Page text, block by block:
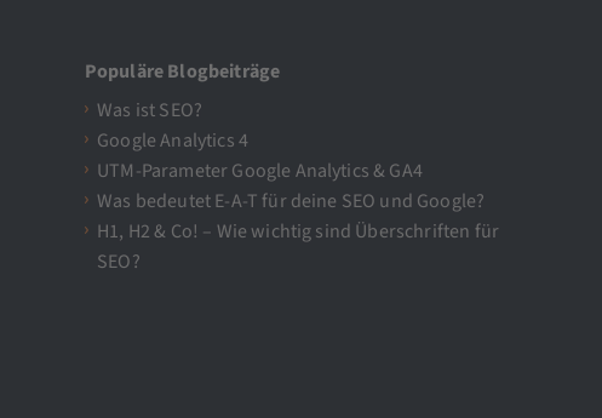
Populäre Blogbeiträge
Was ist SEO?
Google Analytics 4
UTM-Parameter Google Analytics & GA4
Was bedeutet E-A-T für deine SEO und Google?
H1, H2 & Co! – Wie wichtig sind Überschriften für
SEO?